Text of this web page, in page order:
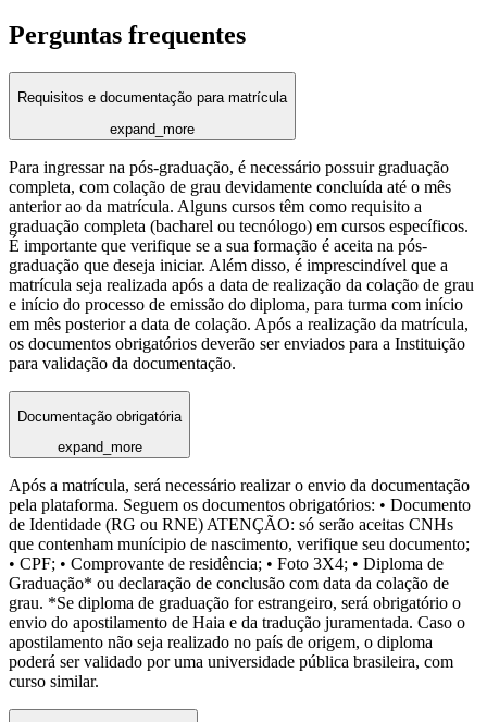
Perguntas frequentes
Requisitos e documentação para matrícula
expand_more
Para ingressar na pós-graduação, é necessário possuir graduação
completa, com colação de grau devidamente concluída até o mês
anterior ao da matrícula. Alguns cursos têm como requisito a
graduação completa (bacharel ou tecnólogo) em cursos específicos.
É importante que verifique se a sua formação é aceita na pós-
graduação que deseja iniciar. Além disso, é imprescindível que a
matrícula seja realizada após a data de realização da colação de grau
e início do processo de emissão do diploma, para turma com início
em mês posterior a data de colação. Após a realização da matrícula,
os documentos obrigatórios deverão ser enviados para a Instituição
para validação da documentação.
Documentação obrigatória
expand_more
Após a matrícula, será necessário realizar o envio da documentação
pela plataforma. Seguem os documentos obrigatórios: • Documento
de Identidade (RG ou RNE) ATENÇÃO: só serão aceitas CNHs
que contenham munícipio de nascimento, verifique seu documento;
• CPF; • Comprovante de residência; • Foto 3X4; • Diploma de
Graduação* ou declaração de conclusão com data da colação de
grau. *Se diploma de graduação for estrangeiro, será obrigatório o
envio do apostilamento de Haia e da tradução juramentada. Caso o
apostilamento não seja realizado no país de origem, o diploma
poderá ser validado por uma universidade pública brasileira, com
curso similar.